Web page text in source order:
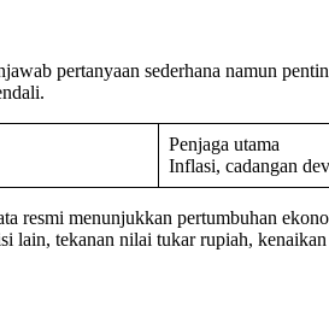
pertanyaan sederhana namun
Penjaga utama
Inflasi, cadangan
resmi menunjukkan pertumbuhan
lain, tekanan nilai tukar rupiah,